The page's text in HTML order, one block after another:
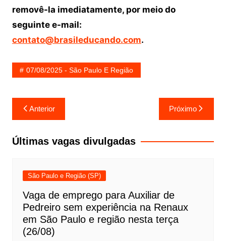
removê-la imediatamente, por meio do
seguinte e-mail:
contato@brasileducando.com.
07/08/2025 - São Paulo E Região
Navegação
de
Post
Anterior Próximo
Últimas vagas divulgadas
São Paulo e Região (SP)
Vaga de emprego para Auxiliar de
Pedreiro sem experiência na Renaux
em São Paulo e região nesta terça
(26/08)